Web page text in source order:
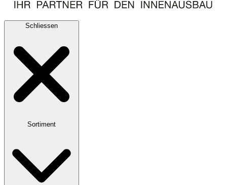
Schliessen
Sortiment